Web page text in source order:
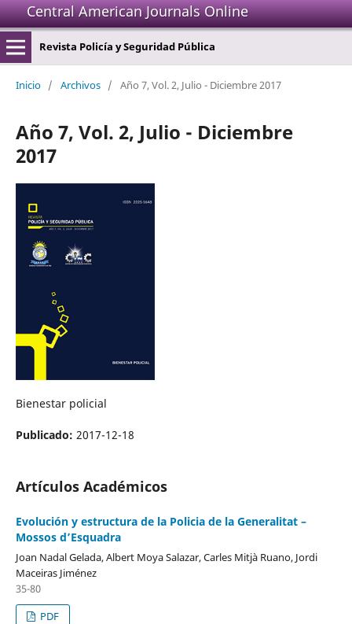
Central American Journals Online
Revista Policía y Seguridad Pública
Inicio / Archivos / Año 7, Vol. 2, Julio - Diciembre 2017
Año 7, Vol. 2, Julio - Diciembre
2017
Bienestar policial
Publicado: 2017-12-18
Artículos Académicos
Evolución y estructura de la Policia de la Generalitat –
Mossos d’Esquadra
Joan Nadal Gelada, Albert Moya Salazar, Carles Mitjà Ruano, Jordi
Maceiras Jiménez
35-80
PDF